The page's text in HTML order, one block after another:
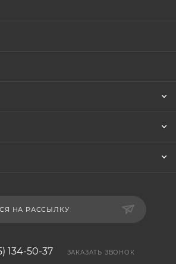
НА РАССЫЛКУ
134-50-37 ЗАКАЗАТЬ ЗВОНОК